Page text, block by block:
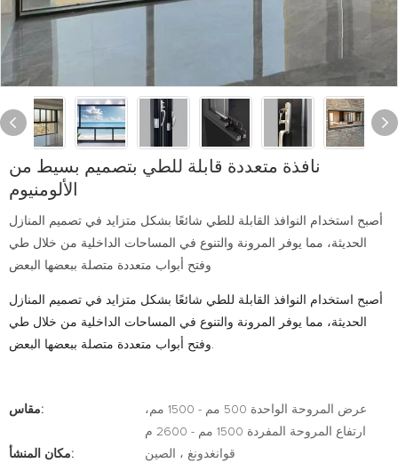
نافذة متعددة قابلة للطي بتصميم بسيط من
الألومنيوم
أصبح استخدام النوافذ القابلة للطي شائعًا بشكل متزايد في تصميم المنازل
الحديثة، مما يوفر المرونة والتنوع في المساحات الداخلية من خلال طي
وفتح أبواب متعددة متصلة ببعضها البعض
أصبح استخدام النوافذ القابلة للطي شائعًا بشكل متزايد في تصميم المنازل
الحديثة، مما يوفر المرونة والتنوع في المساحات الداخلية من خلال طي
وفتح أبواب متعددة متصلة ببعضها البعض.
مقاس:
عرض المروحة الواحدة 500 مم - 1500 مم،
ارتفاع المروحة المفردة 1500 مم - 2600 م
مكان المنشأ:
قوانغدونغ ، الصين